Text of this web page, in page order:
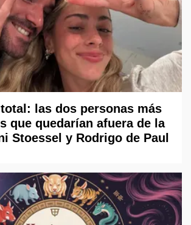
las dos personas más
que quedarían afuera de la
Stoessel y Rodrigo de Paul